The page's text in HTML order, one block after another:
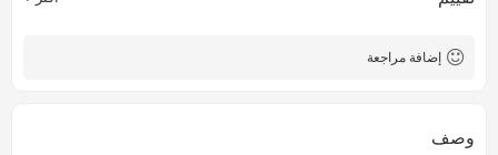
إضافة مراجعة
وصف